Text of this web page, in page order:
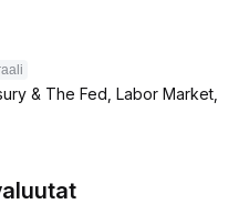
& The Fed, Labor Market,